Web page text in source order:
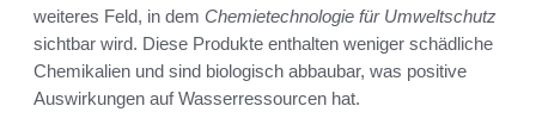
weiteres Feld, in dem Chemietechnologie für Umweltschutz
sichtbar wird. Diese Produkte enthalten weniger schädliche
Chemikalien und sind biologisch abbaubar, was positive
Auswirkungen auf Wasserressourcen hat.